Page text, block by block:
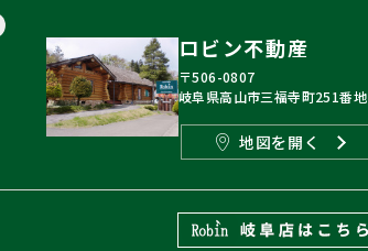
ロビン不動産
〒506-0807
岐阜県高山市三福寺町251番地
地図を開く